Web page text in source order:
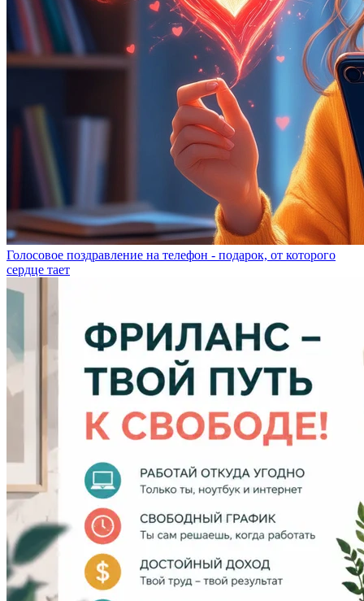
Голосовое поздравление на телефон - подарок, от которого
сердце тает